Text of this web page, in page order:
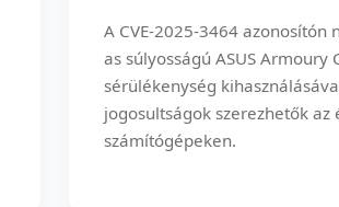
A CVE-2025-3464 azonosítón
as súlyosságú ASUS Armoury
sérülékenység
jogosultságok szerezhetők az
számítógépeken.